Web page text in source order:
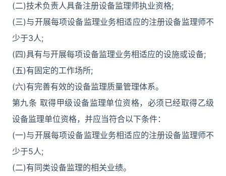
(二)技术负责人具备注册设备监理师执业资格;
(三)与开展每项设备监理业务相适应的注册设备监理师不
少于3人;
(四)具有与开展每项设备监理业务相适应的设施或设备;
(五)有固定的工作场所;
(六)有完善有效的设备监理质量管理体系。
第九条 取得甲级设备监理单位资格，必须已经取得乙级
设备监理单位资格，并应当符合以下条件：
(一)与开展每项设备监理业务相适应的注册设备监理师不
少于5人;
(二)有同类设备监理的相关业绩。